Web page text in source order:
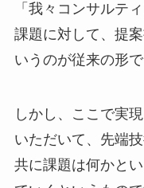
「我々コンサルテ
課題に対して、提
いうのが従来の形で
しかし、ここで実
いただいて、先端
共に課題は何かと